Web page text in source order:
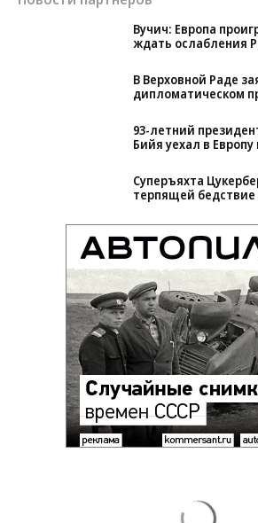
Вучич: Европа
ждать ослабления
В Верховной Раде
93-летний
Суперъяхта
терпящей бедствие